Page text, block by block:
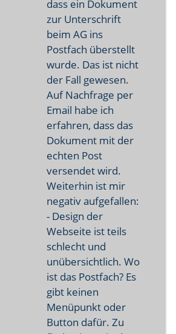
dass ein Dokument
zur Unterschrift
beim AG ins
Postfach überstellt
wurde. Das ist nicht
der Fall gewesen.
Auf Nachfrage per
Email habe ich
erfahren, dass das
Dokument mit der
echten Post
versendet wird.
Weiterhin ist mir
negativ aufgefallen:
- Design der
Webseite ist teils
schlecht und
unübersichtlich. Wo
ist das Postfach? Es
gibt keinen
Menüpunkt oder
Button dafür. Zu